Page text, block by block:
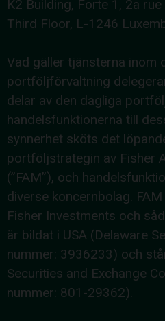
K2 Building, Forte 1, 2a
Third Floor, L-1246
Vad gäller tjänsterna inom
portföljförvaltning
delar av den dagliga
handelsfunktionerna till
synnerhet sköts det
portföljstrategin av Fisher
(”FAM”), och
diverse koncernbolag.
Fisher Investments och
är bildat i USA (Delaware
nummer: 3936233) och
Securities and Exchange
nummer: 801-29362).